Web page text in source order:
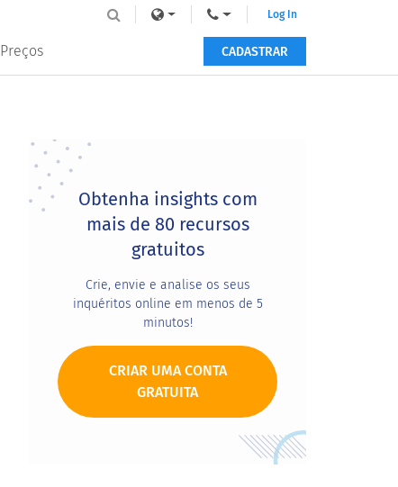
Preços
Log In
CADASTRAR
Primary
SidebarObtenha insights com
mais de 80 recursos
gratuitos
Crie, envie e analise os seus
inquéritos online em menos de 5
minutos!
CRIAR UMA CONTA
GRATUITA